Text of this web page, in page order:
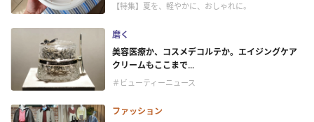
【特集】夏を、軽やかに、おしゃれに。
磨く
美容医療か、コスメデコルテか。エイジングケア
クリームもここまで...
＃ビューティーニュース
ファッション